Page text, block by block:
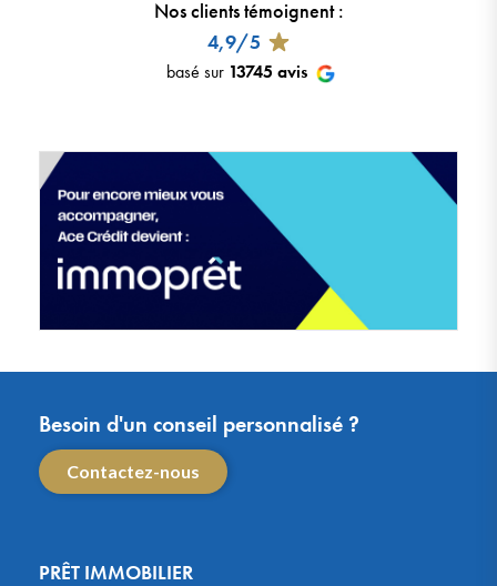
Nos clients témoignent:
4,9/5
basé sur 13745 avis
Besoin d'un conseil personnalisé ?
Contactez-nous
PRÊT IMMOBILIER